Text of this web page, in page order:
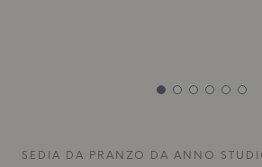
SEDIA DA PRANZO DA ANNO